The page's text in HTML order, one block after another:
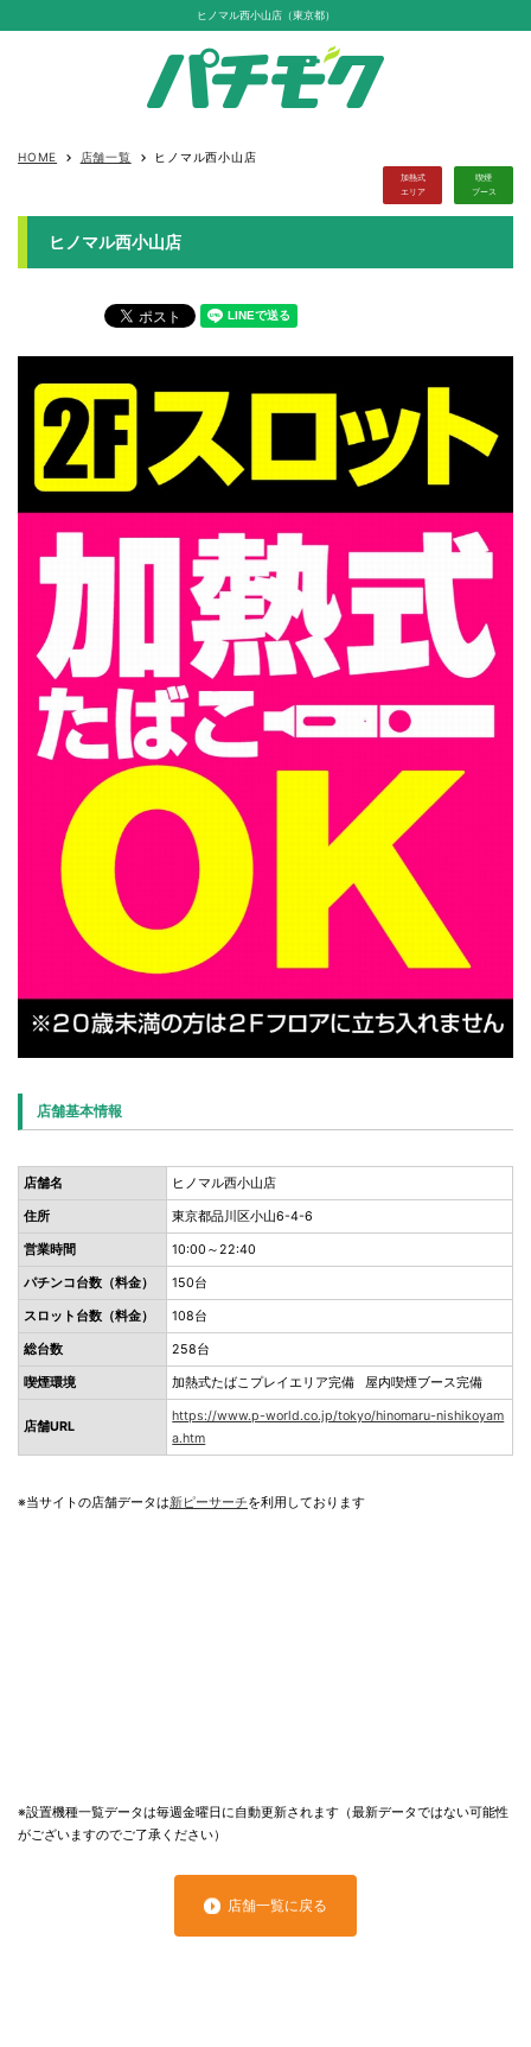
ヒノマル西小山店（東京都）
HOME keyboard_arrow_right 店舗一覧 keyboard_arrow_right ヒノマル西小山店
加熱式
エリア
喫煙
ブース
ヒノマル西小山店
店舗基本情報
店舗名 ヒノマル西小山店
住所 東京都品川区小山6-4-6
営業時間 10:00～22:40
パチンコ台数（料金） 150台
スロット台数（料金） 108台
総台数 258台
喫煙環境 加熱式たばこプレイエリア完備 屋内喫煙ブース完備
店舗URL
https://www.p-world.co.jp/tokyo/hinomaru-nishikoyam
a.htm
※当サイトの店舗データは新ピーサーチを利用しております
※設置機種一覧データは毎週金曜日に自動更新されます（最新データではない可能性
がございますのでご了承ください）
店舗一覧に戻る